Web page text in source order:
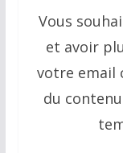
Vous
et avoir
votre email
du